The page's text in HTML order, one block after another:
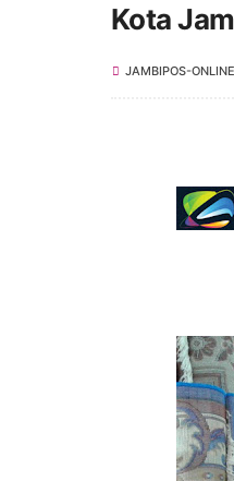
Kota
JAMBIPOS-ONLINE